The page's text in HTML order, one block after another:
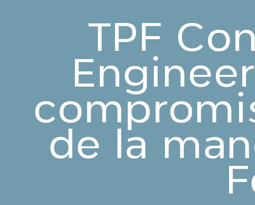
TPF
de la